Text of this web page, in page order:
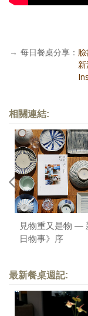
→ 每日餐桌分享：
相關連結:
見物重又是物 —
日物事》序
最新餐桌週記: